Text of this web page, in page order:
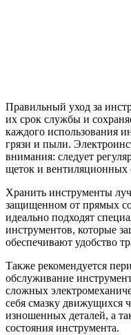
Правильный уход за
их срок службы и
каждого использования
грязи и пыли.
внимания: следует
щеток и вентиляционных
Хранить инструменты
защищенном от прямых
идеально подходят
инструментов, которые
обеспечивают удобство
Также рекомендуется
обслуживание
сложных
себя смазку движущихся
изношенных деталей, а
состояния инструмента.